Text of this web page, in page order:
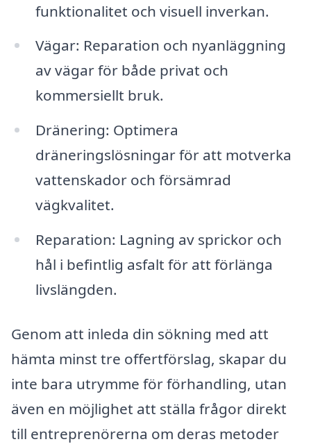
funktionalitet och visuell inverkan.
Vägar: Reparation och nyanläggning
av vägar för både privat och
kommersiellt bruk.
Dränering: Optimera
dräneringslösningar för att motverka
vattenskador och försämrad
vägkvalitet.
Reparation: Lagning av sprickor och
hål i befintlig asfalt för att förlänga
livslängden.
Genom att inleda din sökning med att
hämta minst tre offertförslag, skapar du
inte bara utrymme för förhandling, utan
även en möjlighet att ställa frågor direkt
till entreprenörerna om deras metoder